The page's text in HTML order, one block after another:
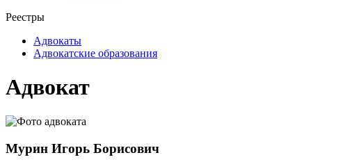
Реестры
Адвокаты
Адвокатские образования
Адвокат
Мурин Игорь Борисович